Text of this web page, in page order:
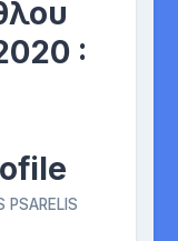
:
PSARELIS